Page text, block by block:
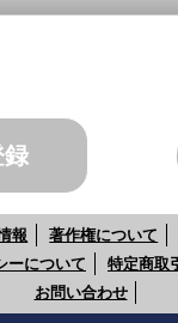
録
報 著作権について
ーについて
特定商取
お問い合わせ